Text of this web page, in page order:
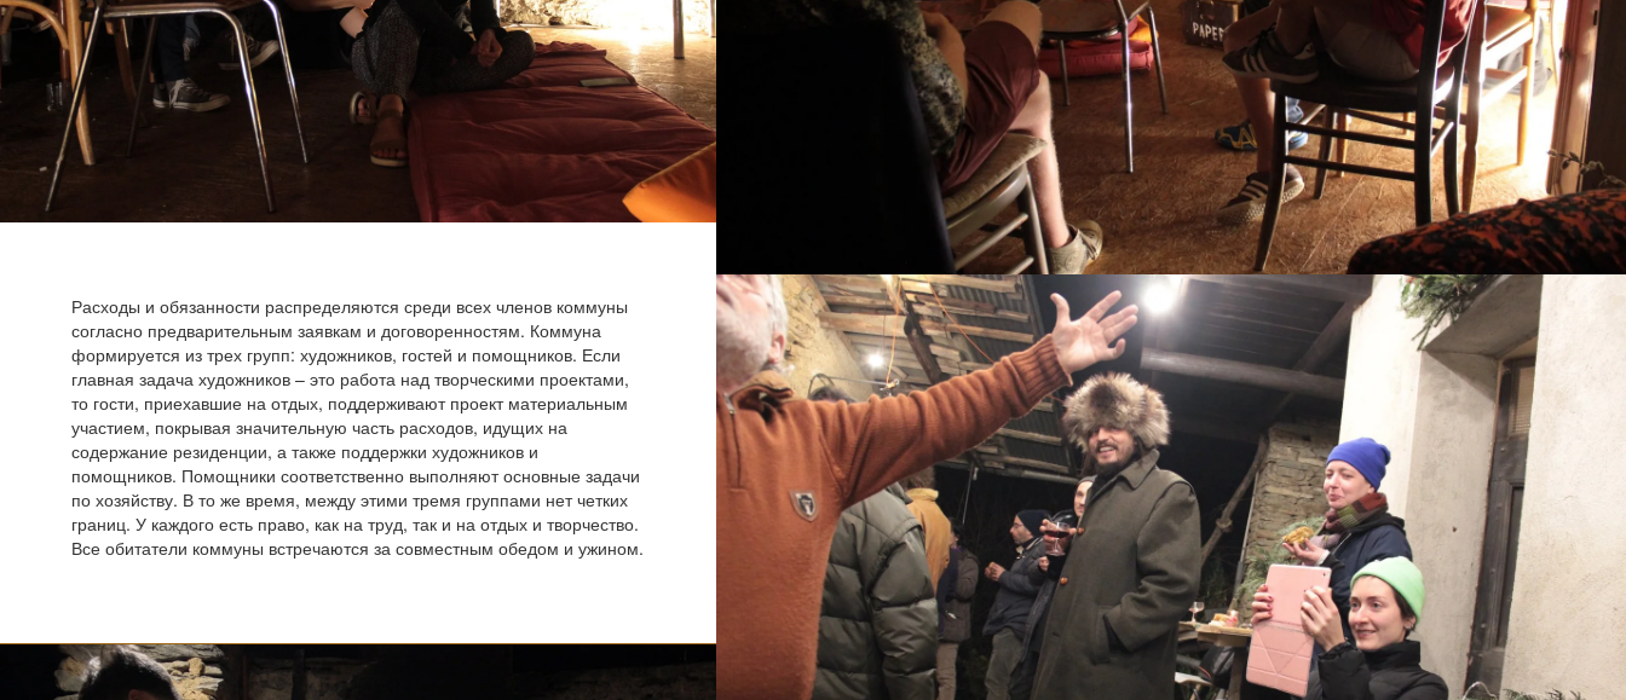
Расходы и обязанности распределяются среди всех членов коммуны
согласно предварительным заявкам и договоренностям. Коммуна
формируется из трех групп: художников, гостей и помощников. Если
главная задача художников – это работа над творческими проектами,
то гости, приехавшие на отдых, поддерживают проект материальным
участием, покрывая значительную часть расходов, идущих на
содержание резиденции, а также поддержки художников и
помощников. Помощники соответственно выполняют основные задачи
по хозяйству. В то же время, между этими тремя группами нет четких
границ. У каждого есть право, как на труд, так и на отдых и творчество.
Все обитатели коммуны встречаются за совместным обедом и ужином.